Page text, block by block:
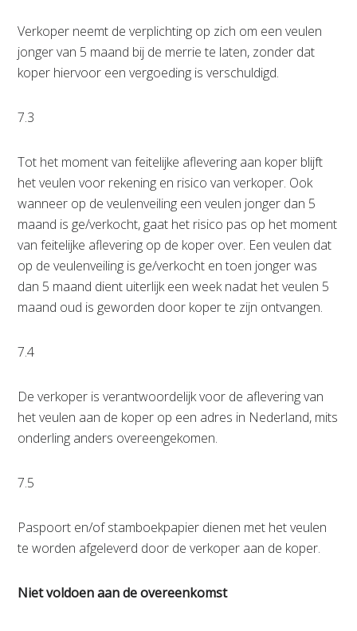
Verkoper neemt de verplichting op zich om een veulen
jonger van 5 maand bij de merrie te laten, zonder dat
koper hiervoor een vergoeding is verschuldigd.
7.3
Tot het moment van feitelijke aflevering aan koper blijft
het veulen voor rekening en risico van verkoper. Ook
wanneer op de veulenveiling een veulen jonger dan 5
maand is ge/verkocht, gaat het risico pas op het moment
van feitelijke aflevering op de koper over. Een veulen dat
op de veulenveiling is ge/verkocht en toen jonger was
dan 5 maand dient uiterlijk een week nadat het veulen 5
maand oud is geworden door koper te zijn ontvangen.
7.4
De verkoper is verantwoordelijk voor de aflevering van
het veulen aan de koper op een adres in Nederland, mits
onderling anders overeengekomen.
7.5
Paspoort en/of stamboekpapier dienen met het veulen
te worden afgeleverd door de verkoper aan de koper.
Niet voldoen aan de overeenkomst